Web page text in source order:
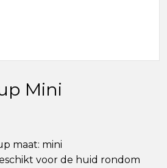
Mini
maat: mini
voor de huid rondom